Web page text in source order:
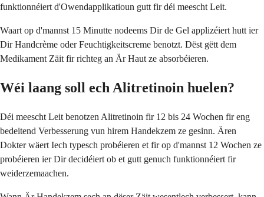
funktionnéiert d'Owendapplikatioun gutt fir déi meescht Leit.
Waart op d'mannst 15 Minutte nodeems Dir de Gel applizéiert hutt ier
Dir Handcrème oder Feuchtigkeitscreme benotzt. Dëst gëtt dem
Medikament Zäit fir richteg an Är Haut ze absorbéieren.
Wéi laang soll ech Alitretinoin huelen?
Déi meescht Leit benotzen Alitretinoin fir 12 bis 24 Wochen fir eng
bedeitend Verbesserung vun hirem Handekzem ze gesinn. Ären
Dokter wäert Iech typesch probéieren et fir op d'mannst 12 Wochen ze
probéieren ier Dir decidéiert ob et gutt genuch funktionnéiert fir
weiderzemaachen.